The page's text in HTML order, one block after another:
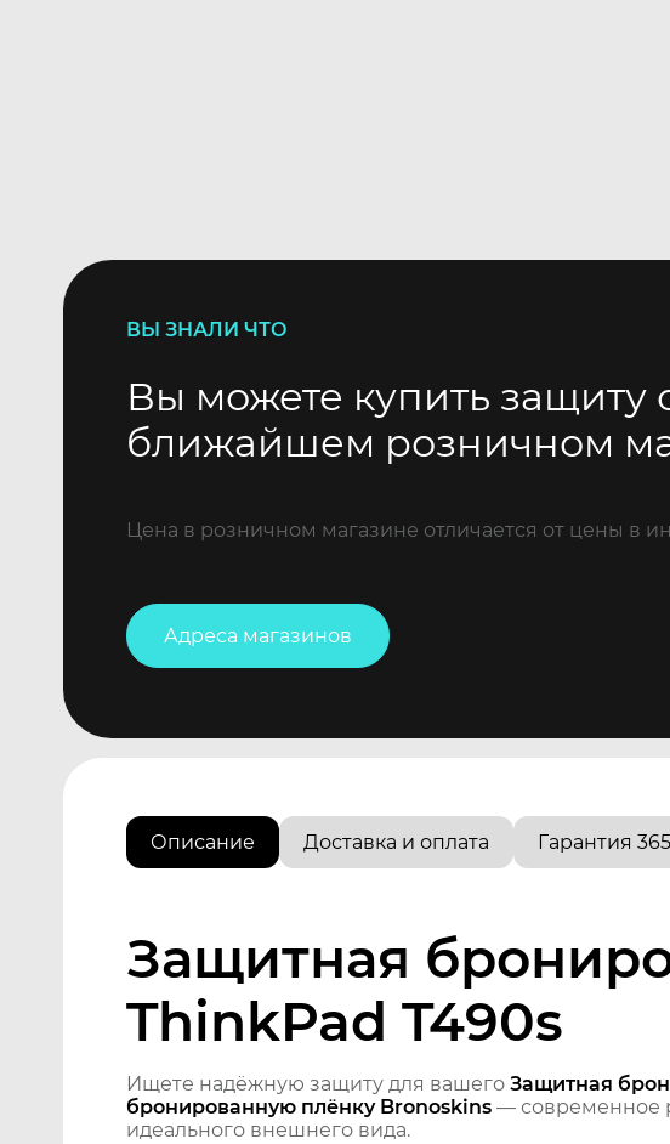
ВЫ ЗНАЛИ ЧТО
Вы можете купить защиту
ближайшем розничном
Цена в розничном магазине отличается от цены в
Адреса магазинов
Описание Доставка и оплата Гарантия
Защитная
ThinkPad T490s
Ищете надёжную защиту для вашего Защитная
бронированную плёнку Bronoskins — современное
идеального внешнего вида.